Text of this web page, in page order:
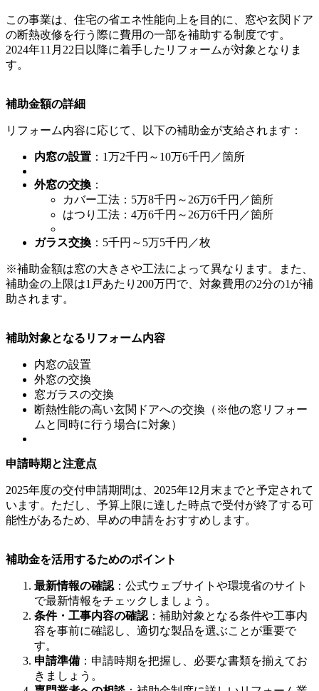
この事業は、住宅の省エネ性能向上を目的に、窓や玄関ドア
の断熱改修を行う際に費用の一部を補助する制度です。
2024年11月22日以降に着手したリフォームが対象となりま
す。
補助金額の詳細
リフォーム内容に応じて、以下の補助金が支給されます：
内窓の設置 ：1万2千円～10万6千円／箇所
外窓の交換 ：
カバー工法：5万8千円～26万6千円／箇所
はつり工法：4万6千円～26万6千円／箇所
ガラス交換 ：5千円～5万5千円／枚
※補助金額は窓の大きさや工法によって異なります。また、
補助金の上限は1戸あたり200万円で、対象費用の2分の1が補
助されます。
補助対象となるリフォーム内容
内窓の設置
外窓の交換
窓ガラスの交換
断熱性能の高い玄関ドアへの交換（※他の窓リフォー
ムと同時に行う場合に対象）
申請時期と注意点
2025年度の交付申請期間は、2025年12月末までと予定されて
います。ただし、予算上限に達した時点で受付が終了する可
能性があるため、早めの申請をおすすめします。
補助金を活用するためのポイント
最新情報の確認 ：公式ウェブサイトや環境省のサイト
で最新情報をチェックしましょう。
条件・工事内容の確認 ：補助対象となる条件や工事内
容を事前に確認し、適切な製品を選ぶことが重要で
す。
申請準備 ：申請時期を把握し、必要な書類を揃えてお
きましょう。